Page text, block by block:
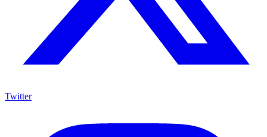
Twitter